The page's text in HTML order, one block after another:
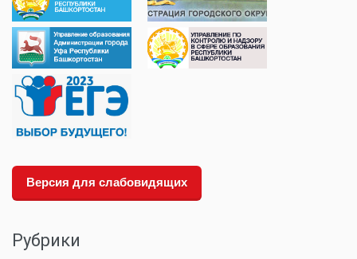
Версия для слабовидящих
Рубрики